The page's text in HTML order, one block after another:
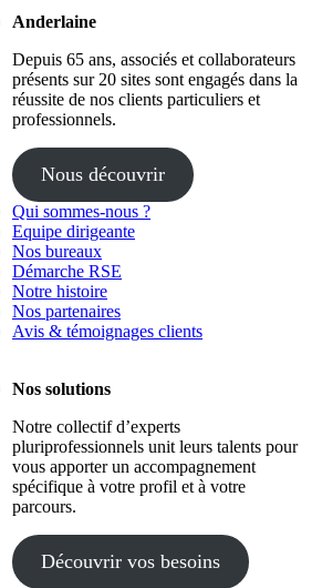
Anderlaine
Depuis 65 ans, associés et collaborateurs
présents sur 20 sites sont engagés dans la
réussite de nos clients particuliers et
professionnels.
Nous découvrir
Qui sommes-nous ?
Equipe dirigeante
Nos bureaux
Démarche RSE
Notre histoire
Nos partenaires
Avis & témoignages clients
Nos solutions
Notre collectif d’experts
pluriprofessionnels unit leurs talents pour
vous apporter un accompagnement
spécifique à votre profil et à votre
parcours.
Découvrir vos besoins